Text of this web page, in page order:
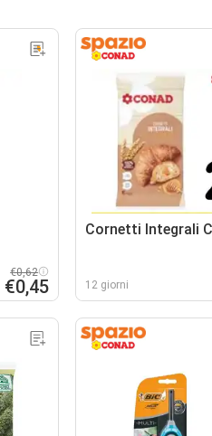
€0,62
€0,45
Cornetti Integrali
12 giorni